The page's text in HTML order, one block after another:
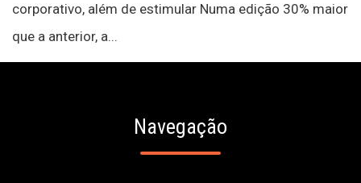
corporativo, além de estimular Numa edição 30% maior
que a anterior, a...
Navegação